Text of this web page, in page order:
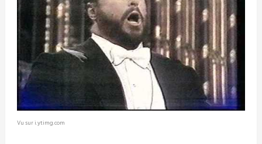
Vu sur i.ytimg.com